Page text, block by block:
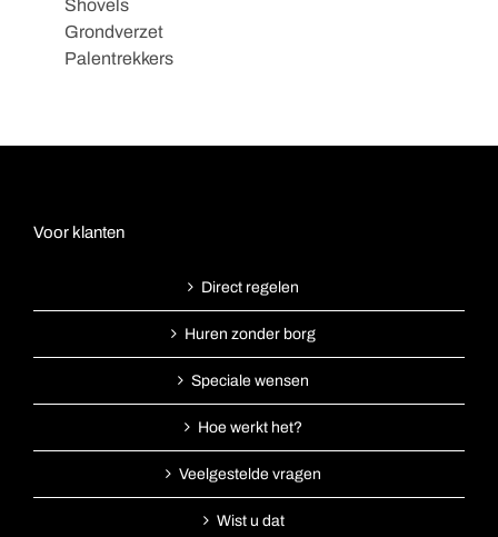
Shovels
Grondverzet
Palentrekkers
Voor klanten
Direct regelen
Huren zonder borg
Speciale wensen
Hoe werkt het?
Veelgestelde vragen
Wist u dat